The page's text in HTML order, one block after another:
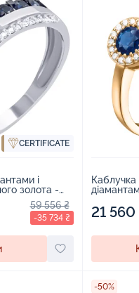
CERTIFICATE
і
золота -
59 556 ₴
-35 734 ₴
Каблучка
21 560
-50%